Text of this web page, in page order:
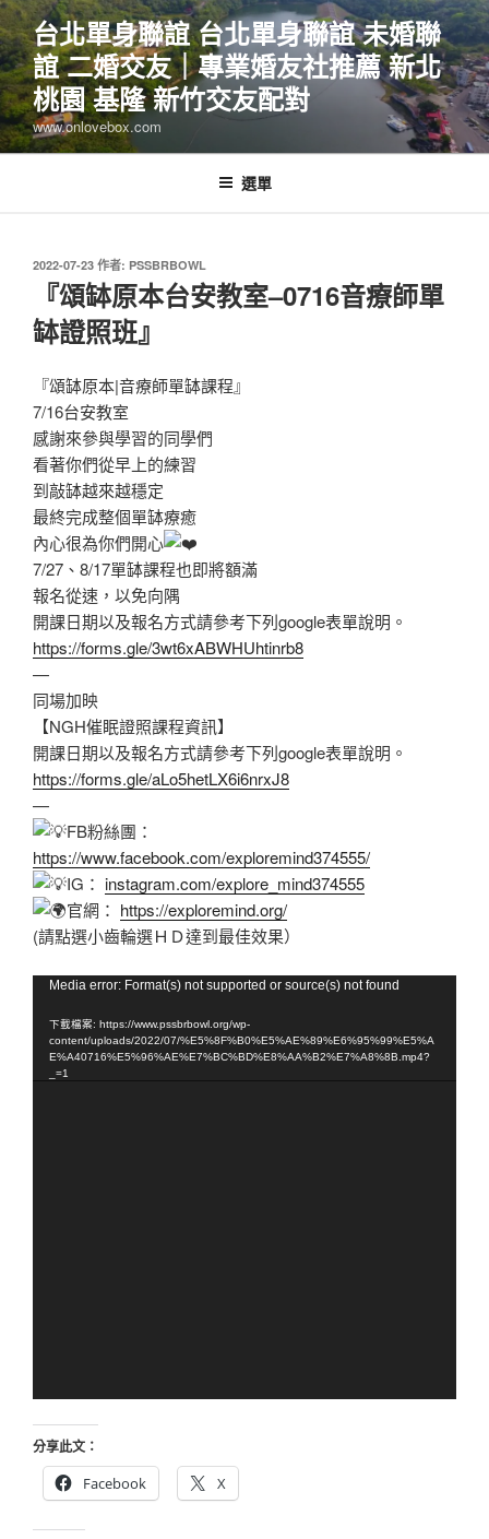
跳
至
主
要
內
容
台北單身聯誼 台北單身聯誼 未婚聯
誼 二婚交友｜專業婚友社推薦 新北
桃園 基隆 新竹交友配對
www.onlovebox.com
選單
發
2022-07-23 作者: PSSBRBOWL
『頌缽原本台安教室–0716音療師單
缽證照班』
『頌缽原本|音療師單缽課程』
7/16台安教室
感謝來參與學習的同學們
看著你們從早上的練習
到敲缽越來越穩定
最終完成整個單缽療癒
內心很為你們開心
7/27、8/17單缽課程也即將額滿
報名從速，以免向隅
開課日期以及報名方式請參考下列google表單說明。
https://forms.gle/3wt6xABWHUhtinrb8
—
同場加映
【NGH催眠證照課程資訊】
開課日期以及報名方式請參考下列google表單說明。
https://forms.gle/aLo5hetLX6i6nrxJ8
—
FB粉絲團：
https://www.facebook.com/exploremind374555/
IG： instagram.com/explore_mind374555
官網： https://exploremind.org/
(請點選小齒輪選ＨＤ達到最佳效果）
Media error: Format(s) not supported or source(s) not found
下載檔案: https://www.pssbrbowl.org/wp-
content/uploads/2022/07/%E5%8F%B0%E5%AE%89%E6%95%99%E5%A
E%A40716%E5%96%AE%E7%BC%BD%E8%AA%B2%E7%A8%8B.mp4?
_=1
分享此文：
Facebook
X